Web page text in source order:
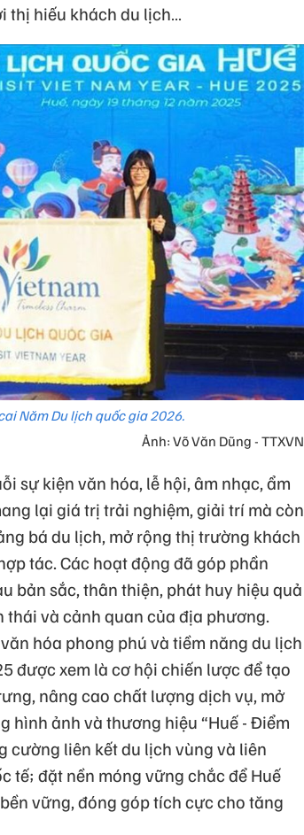
thị hiếu khách du lịch…
Năm Du lịch quốc gia 2026.
Ảnh: Võ Văn Dũng - TTXVN
sự kiện văn hóa, lễ hội, âm nhạc, ẩm
lại giá trị trải nghiệm, giải trí mà còn
bá du lịch, mở rộng thị trường khách
tác. Các hoạt động đã góp phần
bản sắc, thân thiện, phát huy hiệu quả
và cảnh quan của địa phương.
hóa phong phú và tiềm năng du lịch
được xem là cơ hội chiến lược để tạo
nâng cao chất lượng dịch vụ, mở
hình ảnh và thương hiệu “Huế - Điểm
cường liên kết du lịch vùng và liên
tế; đặt nền móng vững chắc để Huế
vững, đóng góp tích cực cho tăng